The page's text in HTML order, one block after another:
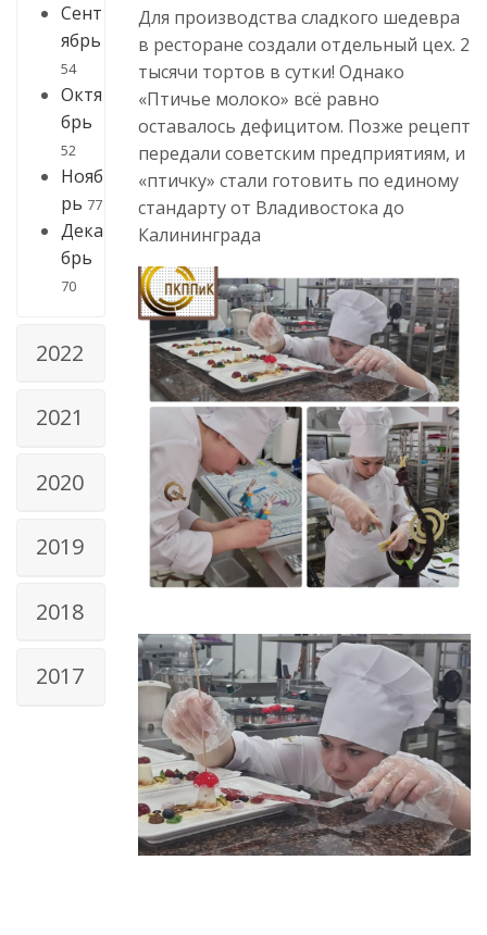
Сент
ябрь
54
Октя
брь
52
Нояб
рь 77
Дека
брь
70
2022
2021
2020
2019
2018
2017
Для производства сладкого шедевра
в ресторане создали отдельный цех. 2
тысячи тортов в сутки! Однако
«Птичье молоко» всё равно
оставалось дефицитом. Позже рецепт
передали советским предприятиям, и
«птичку» стали готовить по единому
стандарту от Владивостока до
Калининграда